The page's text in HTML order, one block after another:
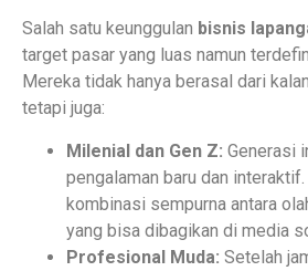
Salah satu keunggulan bisnis
target pasar yang luas namun
Mereka tidak hanya berasal dari
tetapi juga:
Milenial dan Gen Z: Generasi
pengalaman baru dan
kombinasi sempurna antara
yang bisa dibagikan di media
Profesional Muda: Setelah